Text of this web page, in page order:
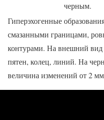
черным.
Гиперэхогенные
смазанными границами,
контурами. На внешний
пятен, колец, линий. На
величина изменений от 2